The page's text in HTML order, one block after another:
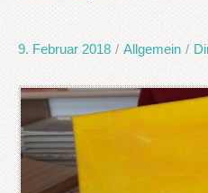
9. Februar 2018 / Allgemein /